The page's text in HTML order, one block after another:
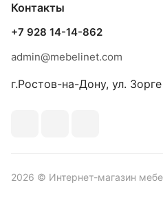
Контакты
+7 928 14-14-862
admin@mebelinet.com
г.Ростов-на-Дону, ул.
2026 © Интернет-магазин